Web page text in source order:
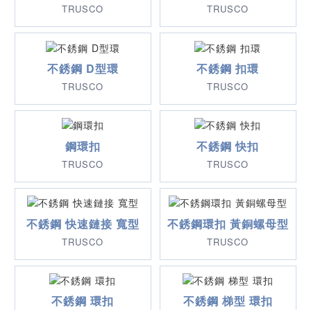
TRUSCO TRUSCO
不銹鋼 D型環
TRUSCO
不銹鋼 扣環
TRUSCO
鋼環扣
TRUSCO
不銹鋼 快扣
TRUSCO
不銹鋼 快速鏈接 寬型
TRUSCO
不銹鋼環扣 黃銅螺母型
TRUSCO
不銹鋼 環扣 不銹鋼 梯型 環扣